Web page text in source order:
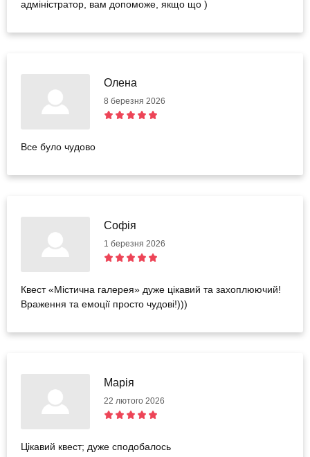
адміністратор, вам допоможе, якщо що )
Олена
8 березня 2026
Все було чудово
Софія
1 березня 2026
Квест «Містична галерея» дуже цікавий та захоплюючий!
Враження та емоції просто чудові!)))
Марія
22 лютого 2026
Цікавий квест; дуже сподобалось